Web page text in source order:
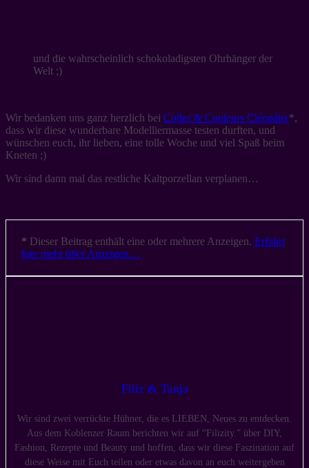
und die wahrscheinlich schokoladigsten Ohrhänger der
Welt ;)
Wir bedanken uns ganz herzlich bei Colles & Couleurs Cléopâtre*,
dass wir diese wunderbare Modelliermasse testen durften, und
wünschen euch, ihr lieben, eine tolle Woche und viel Spaß beim
Kneten ;)
Wir sind dann mal das restliche Kaltporzellan verplanen…
* Dieser Beitrag enthält eine oder mehrere Anzeigen. Erfahrt
hier mehr über Anzeigen…
Filiz & Tanja
Wir sind zwei verrückte Hühner, die es LIEBEN, Neues zu entdecken.
Aus dem Koblenzer Raum berichten wir auf “Filizity.” über DIY,
Fashion, Rezepte und Beauty und hoffen, dass wir diese Faszination auf
diese Weise mit Euch teilen oder etwas davon an euch weitergeben